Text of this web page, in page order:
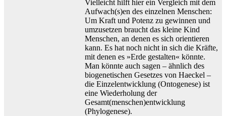
Vielleicht hilft hier ein Vergleich mit dem
Aufwach(s)en des einzelnen Menschen:
Um Kraft und Potenz zu gewinnen und
umzusetzen braucht das kleine Kind
Menschen, an denen es sich orientieren
kann. Es hat noch nicht in sich die Kräfte,
mit denen es »Erde gestalten« könnte.
Man könnte auch sagen – ähnlich des
biogenetischen Gesetzes von Haeckel –
die Einzelentwicklung (Ontogenese) ist
eine Wiederholung der
Gesamt(menschen)entwicklung
(Phylogenese).